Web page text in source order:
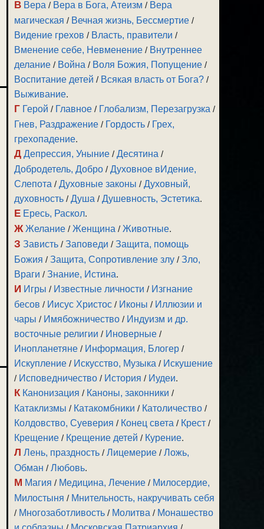
В Вера / Вера в Бога, Атеизм / Вера
магическая / Вечная жизнь, Бессмертие /
Видение грехов / Власть, правители /
Вменение себе, Невменение / Внутреннее
делание / Война / Воля Божия, Попущение /
Воспитание детей / Всякая власть от Бога? /
Выживание.
Г Герой / Главное / Глобализм, Перезагрузка /
Гнев, Раздражение / Гордость / Грех,
грехопадение.
Д Депрессия, Уныние /Десятина /
Добродетель, Добро /Духовное вИдение,
Слепота /Духовные законы /Духовный,
духовность /Душа /Душевность, Эстетика.
Е Ересь, Раскол.
Ж Желание /Женщина /Животные.
З Зависть /Заповеди /Защита, помощь
Божия /Защита, Сопротивление злу /Зло,
Враги /Знание, Истина.
И Игры / Известные личности / Изгнание
бесов / Иисус Христос / Иконы / Иллюзии и
чары / Имябожничество / Индуизм и др.
восточные религии / Иноверные /
Инопланетяне / Информация, Блогер /
Искупление / Искусство, Музыка / Искушение
/ Исповедничество / История / Иудеи.
К Канонизация / Каноны, законники /
Катаклизмы / Катакомбники / Католичество /
Колдовство, Суеверия / Конец света / Крест /
Крещение / Крещение детей / Курение.
Л Лень, праздность /Лицемерие /Ложь,
Обман /Любовь.
М Магия / Медицина, Лечение / Милосердие,
Милостыня / Мнительность, накручивать себя
/ Многозаботливость / Молитва / Монашество